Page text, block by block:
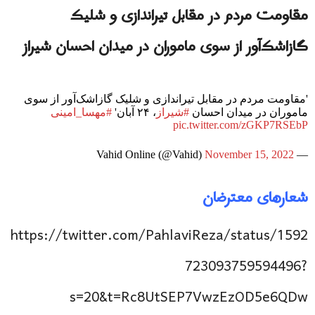
مقاومت مردم در مقابل تیراندازی و شلیک
گازاشک‌آور از سوی ماموران در میدان احسان شیراز
'مقاومت مردم در مقابل تیراندازی و شلیک گازاشک‌آور از سوی
ماموران در میدان احسان #شیراز ، ۲۴ آبان'
#مهسا_امینی
pic.twitter.com/zGKP7RSEbP
— Vahid Online (@Vahid)
November 15, 2022
شعارهای معترضان
https://twitter.com/PahlaviReza/status/1592
723093759594496?
s=20&t=Rc8UtSEP7VwzEzOD5e6QDw